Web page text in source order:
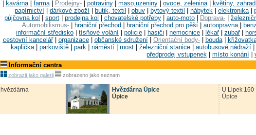
| kavárna| farma| Prodejny-| potraviny| maso,uzeniny| ovoce, zelenina| květiny,
papírnictví | dárkové zboží | butik, textil | obuv | bytový textil | nábytek | elektronika |
půjčovna kol | sport | prodejna kol | chovatelské potřeby | auto-moto | Doprava- |
Automobilismus-| hraniční přechod| hraniční přechod pro pěší| autoopravna|
informační středisko | tísňové volání | policie | hasiči | nemocnice | lékař| zubař|
cestovní kancelář| organizace| občanské sdružení| Orientační body-| bouda|
kaplička| parkoviště| park | náměstí| most| železniční stanice| autobusové nádraží|
předprodej vstupenek | místo konání|
Informační centra
zobrazit jako galerii zobrazeno jako seznam
hvězdárna
Hvězdárna Úpice
Úpice
U Lipek 160
Úpice